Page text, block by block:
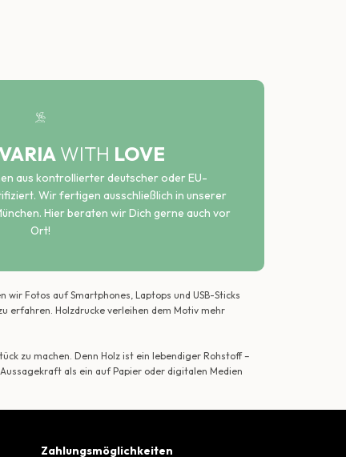
WITH LOVE
aus kontrollierter deutscher oder EU-
Wir fertigen ausschließlich in unserer
Hier beraten wir Dich gerne auch vor
Ort!
Fotos auf Smartphones, Laptops und USB-Sticks
erfahren. Holzdrucke verleihen dem Motiv mehr
zu machen. Denn Holz ist ein lebendiger Rohstoff –
als ein auf Papier oder digitalen Medien
Zahlungsmöglichkeiten